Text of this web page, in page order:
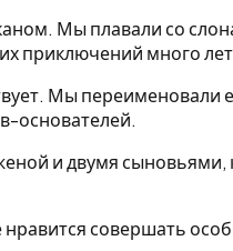
Мы плавали со
приключений много лет
Мы переименовали
основателей.
и двумя
совершать